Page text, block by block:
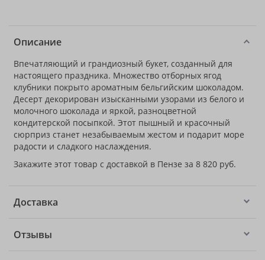
Описание
Впечатляющий и грандиозный букет, созданный для
настоящего праздника. Множество отборных ягод
клубники покрыто ароматным бельгийским шоколадом.
Десерт декорирован изысканными узорами из белого и
молочного шоколада и яркой, разноцветной
кондитерской посыпкой. Этот пышный и красочный
сюрприз станет незабываемым жестом и подарит море
радости и сладкого наслаждения.
Закажите этот товар с доставкой в Пензе за 8 820 руб.
Доставка
Отзывы